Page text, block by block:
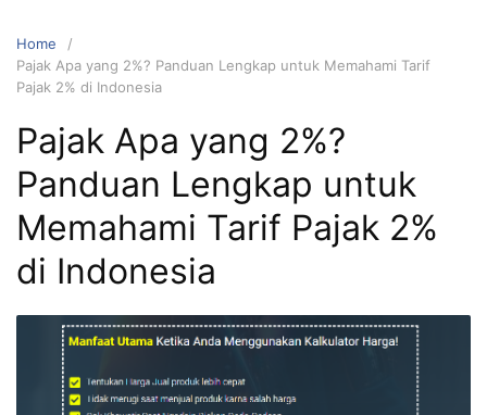
Home
Pajak Apa yang 2%? Panduan Lengkap untuk Memahami Tarif
Pajak 2% di Indonesia
Pajak Apa yang 2%?
Panduan Lengkap untuk
Memahami Tarif Pajak 2%
di Indonesia